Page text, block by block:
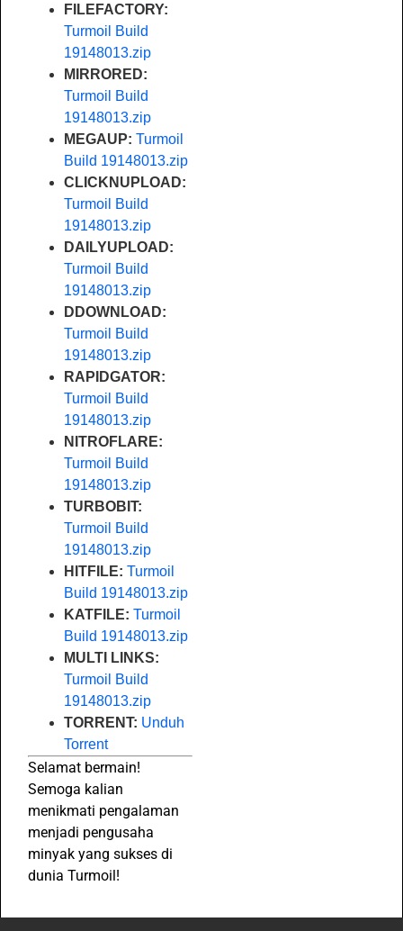
FILEFACTORY:
Turmoil Build
19148013.zip
MIRRORED:
Turmoil Build
19148013.zip
MEGAUP: Turmoil
Build 19148013.zip
CLICKNUPLOAD:
Turmoil Build
19148013.zip
DAILYUPLOAD:
Turmoil Build
19148013.zip
DDOWNLOAD:
Turmoil Build
19148013.zip
RAPIDGATOR:
Turmoil Build
19148013.zip
NITROFLARE:
Turmoil Build
19148013.zip
TURBOBIT:
Turmoil Build
19148013.zip
HITFILE: Turmoil
Build 19148013.zip
KATFILE: Turmoil
Build 19148013.zip
MULTI LINKS:
Turmoil Build
19148013.zip
TORRENT: Unduh
Torrent
Selamat bermain!
Semoga kalian
menikmati pengalaman
menjadi pengusaha
minyak yang sukses di
dunia Turmoil!